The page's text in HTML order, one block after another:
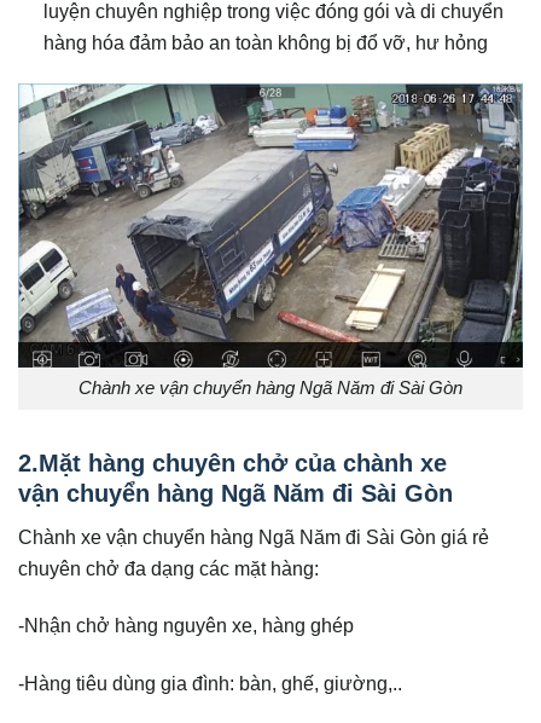
luyện chuyên nghiệp trong việc đóng gói và di chuyển
hàng hóa đảm bảo an toàn không bị đổ vỡ, hư hỏng
Chành xe vận chuyển hàng Ngã Năm đi Sài Gòn
2.Mặt hàng chuyên chở của chành xe
vận chuyển hàng Ngã Năm đi Sài Gòn
Chành xe vận chuyển hàng Ngã Năm đi Sài Gòn giá rẻ
chuyên chở đa dạng các mặt hàng:
-Nhận chở hàng nguyên xe, hàng ghép
-Hàng tiêu dùng gia đình: bàn, ghế, giường,..